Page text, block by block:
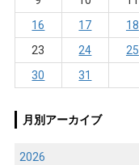
16
17 18
23
24 25
30
31
月別アーカイブ
2026